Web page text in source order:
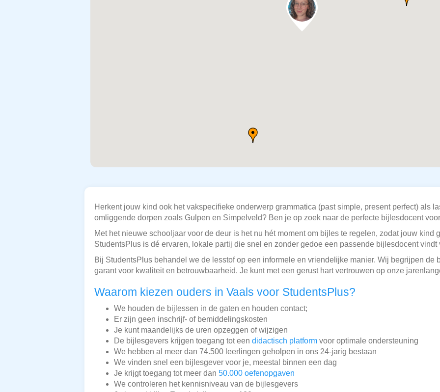
Herkent jouw kind ook het vakspecifieke onderwerp grammatica (past simple, present perfect) als
omliggende dorpen zoals Gulpen en Simpelveld? Ben je op zoek naar de perfecte bijlesdocent
Met het nieuwe schooljaar voor de deur is het nu hét moment om bijles te regelen, zodat jouw kind
StudentsPlus is dé ervaren, lokale partij die snel en zonder gedoe een passende bijlesdocent vindt
Bij StudentsPlus behandel we de lesstof op een informele en vriendelijke manier. Wij begrijpen de
garant voor kwaliteit en betrouwbaarheid. Je kunt met een gerust hart vertrouwen op onze
Waarom kiezen ouders in Vaals voor StudentsPlus?
We houden de bijlessen in de gaten en houden contact;
Er zijn geen inschrijf- of bemiddelingskosten
Je kunt maandelijks de uren opzeggen of wijzigen
De bijlesgevers krijgen toegang tot een didactisch platform voor optimale ondersteuning
We hebben al meer dan 74.500 leerlingen geholpen in ons 24-jarig bestaan
We vinden snel een bijlesgever voor je, meestal binnen een dag
Je krijgt toegang tot meer dan 50.000 oefenopgaven
We controleren het kennisniveau van de bijlesgevers